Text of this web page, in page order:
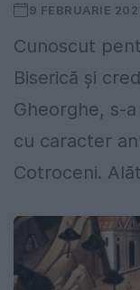
9 FEBRUARIE
Cunoscut
Biserică și
Gheorghe, s-
cu caracter
Cotroceni.